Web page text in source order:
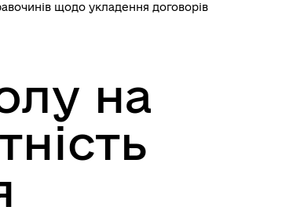
Роздільна
щодо укладення договорів
на